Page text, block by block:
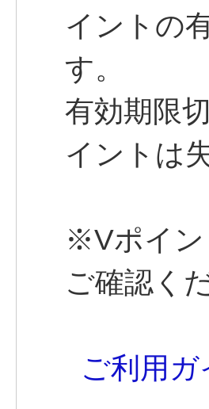
イントの
す。
有効期限
イントは
※Vポイン
ご確認く
ご利用